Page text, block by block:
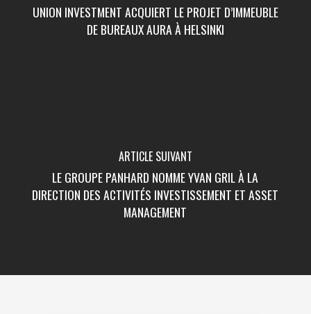
UNION INVESTMENT ACQUIERT LE PROJET D’IMMEUBLE
DE BUREAUX AURA À HELSINKI
ARTICLE SUIVANT
LE GROUPE PANHARD NOMME YVAN GRIL À LA
DIRECTION DES ACTIVITÉS INVESTISSEMENT ET ASSET
MANAGEMENT